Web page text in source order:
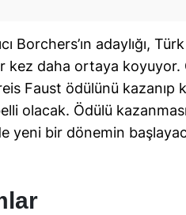
Tokat
Trabzon
Tunceli
Şanlıurfa
Borchers’ın adaylığı,
kez daha ortaya
Faust ödülünü kazanıp
olacak. Ödülü
yeni bir dönemin